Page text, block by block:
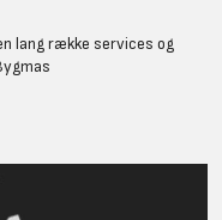
lang række services og